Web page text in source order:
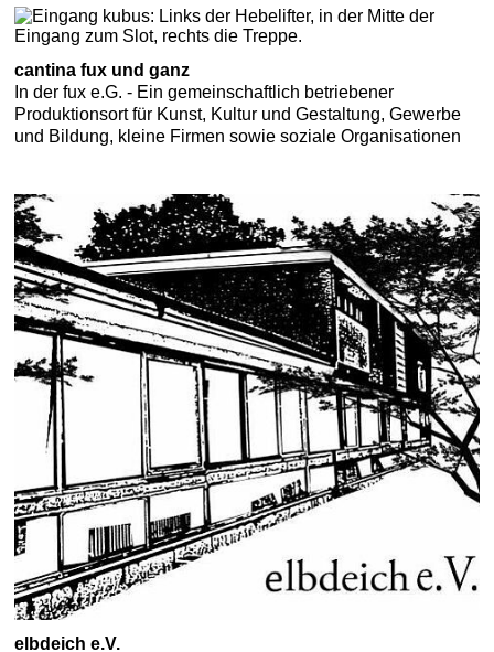
cantina fux und ganz
In der fux e.G. - Ein gemeinschaftlich betriebener
Produktionsort für Kunst, Kultur und Gestaltung, Gewerbe
und Bildung, kleine Firmen sowie soziale Organisationen
elbdeich e.V.